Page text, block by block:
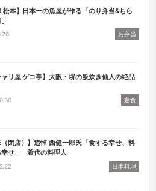
松本】日本一の魚屋が作る「のり弁当&ちら
お弁当
ャリ屋 ゲコ亭】大阪・堺の飯炊き仙人の絶品
定食
（閉店）】追悼 西健一郎氏「食する幸せ、料
幸せ」 希代の料理人
日本料理